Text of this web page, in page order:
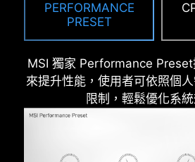
PERFORMANCE
PRESET
MSI 獨家 Performance
來提升性能，使用者可依照個
限制，輕鬆優化系統
* The image above is an